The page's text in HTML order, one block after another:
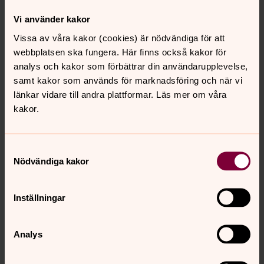
Vi använder kakor
Vissa av våra kakor (cookies) är nödvändiga för att
webbplatsen ska fungera. Här finns också kakor för
analys och kakor som förbättrar din användarupplevelse,
samt kakor som används för marknadsföring och när vi
länkar vidare till andra plattformar. Läs mer om våra
kakor.
Nödvändiga kakor
Inställningar
Analys
Tre kronor. Kvar står dock de båda sköldhållarna på
vänstra skölden; de danska vildmännen. Vid den högra
skölden står två kvinnor som
fredsfigurer.
Tredje oljemålningen framställer Kristi
Tredje oljemålningen framställer Kristi himmelsfärd.
Tavlan omges av de fyra evangelisterna, från vänster till
höger: Matteus, Markus, Lukas och Johannes. Här finns
kärlekens
emblem.
På den översta oljemålningen syns Gudsnamnet